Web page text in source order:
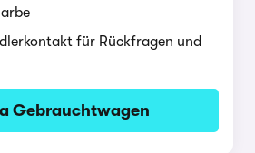
für Rückfragen und
Gebrauchtwagen